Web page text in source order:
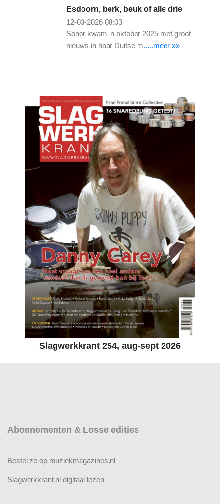
Esdoorn, berk, beuk of alle drie
12-03-2026 08:03
Sonor kwam in oktober 2025 met groot
nieuws in haar Duitse m.....meer »»
Slagwerkkrant 254, aug-sept 2026
Abonnementen & Losse edities
Bestel ze op muziekmagazines.nl
Slagwerkkrant.nl digitaal lezen